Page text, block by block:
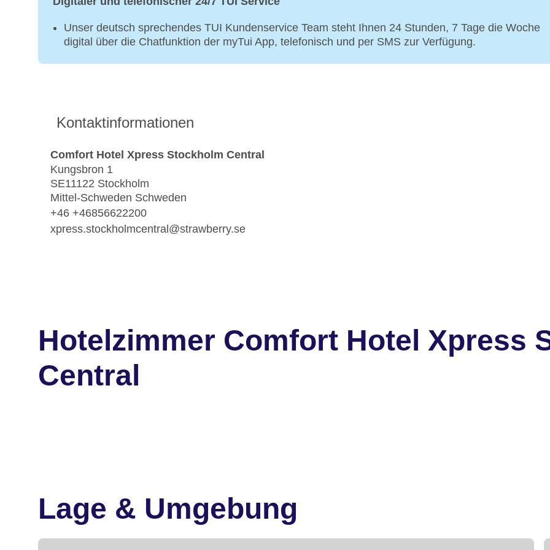
Unser deutsch sprechendes TUI Kundenservice Team steht Ihnen 24 Stunden, 7 Tage die Woche
digital über die Chatfunktion der myTui App, telefonisch und per SMS zur Verfügung.
Kontaktinformationen
Comfort Hotel Xpress Stockholm Central
Kungsbron 1
SE11122 Stockholm
Mittel-Schweden Schweden
+46 +46856622200
xpress.stockholmcentral@strawberry.se
Hotelzimmer Comfort Hotel Xpress
Central
Lage & Umgebung